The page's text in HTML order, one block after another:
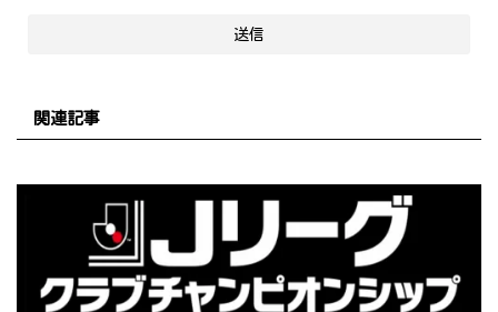
関連記事